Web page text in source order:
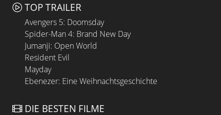
TOP TRAILER
Avengers 5: Doomsday
Spider-Man 4: Brand New Day
Jumanji: Open World
Resident Evil
Mayday
Ebenezer: Eine Weihnachtsgeschichte
DIE BESTEN FILME